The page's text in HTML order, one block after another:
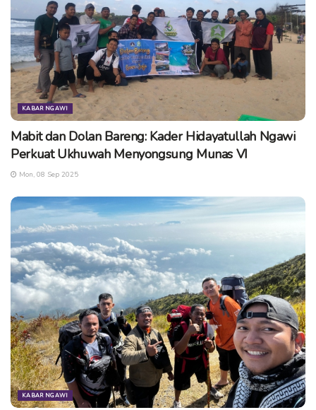
KABAR NGAWI
Mabit dan Dolan Bareng: Kader Hidayatullah Ngawi
Perkuat Ukhuwah Menyongsung Munas VI
Mon, 08 Sep 2025
KABAR NGAWI